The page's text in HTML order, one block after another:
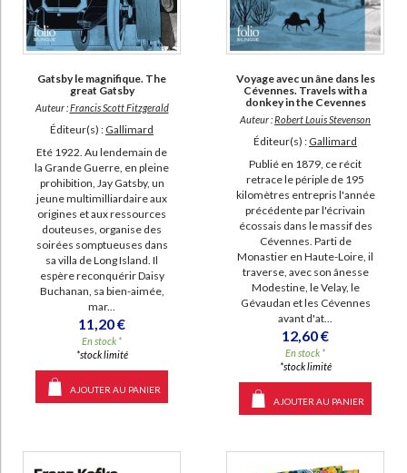
Gatsby le magnifique. The
great Gatsby
Auteur :Francis Scott Fitzgerald
Éditeur(s) : Gallimard
Eté 1922. Au lendemain de
la Grande Guerre, en pleine
prohibition, Jay Gatsby, un
jeune multimilliardaire aux
origines et aux ressources
douteuses, organise des
soirées somptueuses dans
sa villa de Long Island. Il
espère reconquérir Daisy
Buchanan, sa bien-aimée,
mar...
11,20 €
En stock *
*stock limité
AJOUTER AU PANIER
Voyage avec un âne dans les
Cévennes. Travels with a
donkey in the Cevennes
Auteur :Robert Louis Stevenson
Éditeur(s) : Gallimard
Publié en 1879, ce récit
retrace le périple de 195
kilomètres entrepris l'année
précédente par l'écrivain
écossais dans le massif des
Cévennes. Parti de
Monastier en Haute-Loire, il
traverse, avec son ânesse
Modestine, le Velay, le
Gévaudan et les Cévennes
avant d'at...
12,60 €
En stock *
*stock limité
AJOUTER AU PANIER